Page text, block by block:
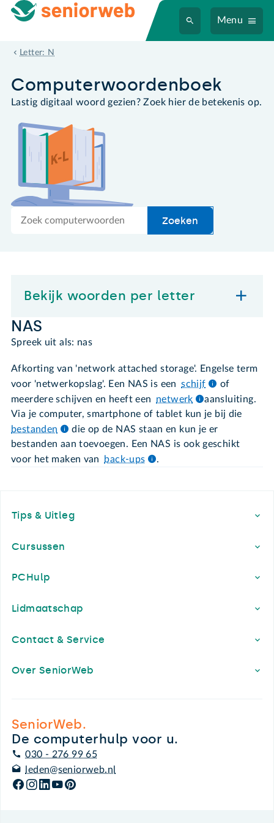
Menu
Letter: N
NAS
Computer­woordenboek
Lastig digitaal woord gezien? Zoek hier de betekenis op.
Zoek
Zoeken
Bekijk woorden per letter
NAS
Spreek uit als: nas
Afkorting van 'network attached storage'. Engelse term
voor 'netwerkopslag'. Een NAS is een schijf
of
meerdere schijven en heeft een
netwerk
aansluiting.
Via je computer, smartphone of tablet kun je bij die
bestanden
die op de NAS staan en kun je er
bestanden aan toevoegen. Een NAS is ook geschikt
voor het maken van
back-ups .
Tips & Uitleg
Cursussen
PCHulp
Lidmaatschap
Contact & Service
Over SeniorWeb
SeniorWeb.
De computerhulp voor u.
030 - 276 99 65
leden@seniorweb.nl